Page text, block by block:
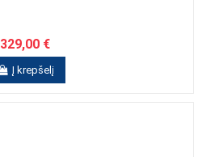
329,00 €
Į krepšelį